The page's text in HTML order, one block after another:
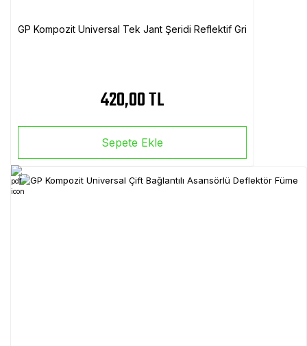
GP Kompozit Universal Tek Jant Şeridi Reflektif Gri
420,00 TL
Sepete Ekle